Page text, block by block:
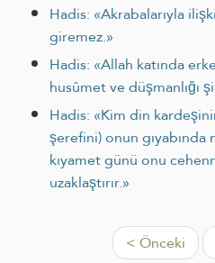
Hadis: «Akrabalarıyla
giremez.»
Hadis: «Allah katında
husûmet ve düşmanlığı
Hadis: «Kim din
şerefini) onun
kıyamet günü onu
uzaklaştırır.»
< Önceki